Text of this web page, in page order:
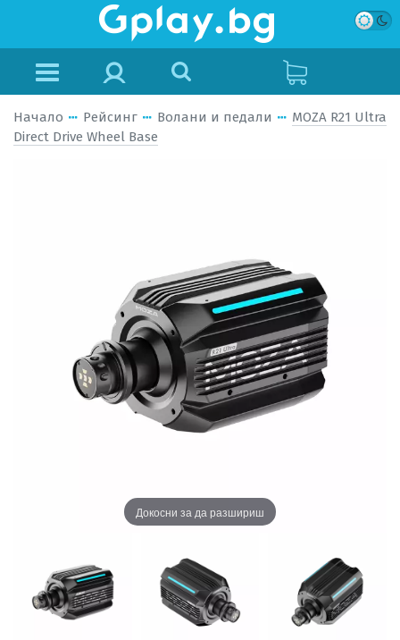
Начало Рейсинг Волани и педали
MOZA R21 Ultra
Direct Drive Wheel Base
Докосни за да разшириш